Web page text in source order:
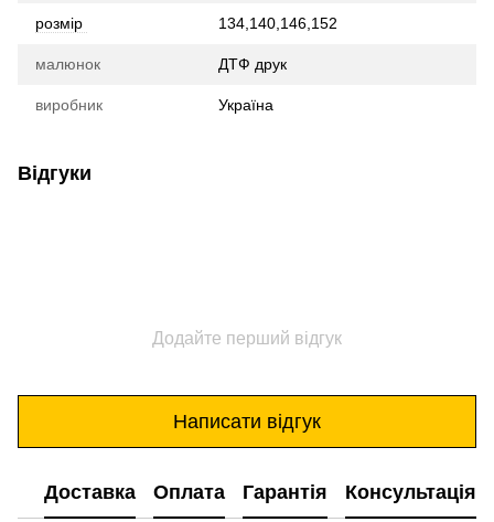
розмір 134,140,146,152
малюнок ДТФ друк
виробник Україна
Відгуки
Додайте перший відгук
Написати відгук
Доставка Оплата Гарантія Консультація